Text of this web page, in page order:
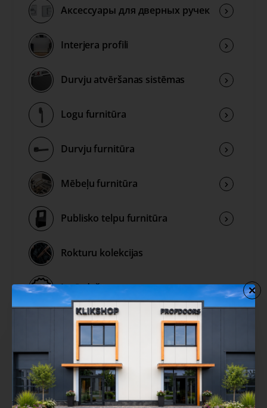
Аксессуары для дверных ручек
Interjera profili
Durvju atvēršanas sistēmas
Logu furnitūra
Durvju furnitūra
Mēbeļu furnitūra
Publisko telpu furnitūra
Rokturu kolekcijas
Izpārdošana